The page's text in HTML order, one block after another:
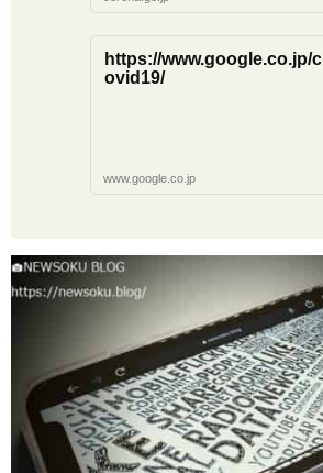
https://www.google.co.jp/c
ovid19/
www.google.co.jp